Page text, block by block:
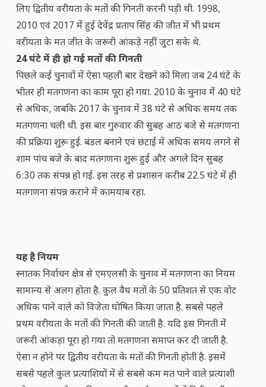
लिए द्वितीय वरीयता के मतों की गिनती करनी पड़ी थी. 1998,
2010 एवं 2017 में हुई देवेंद्र प्रताप सिंह की जीत में भी प्रथम
वरीयता के मत जीत के जरूरी आंकड़े नहीं जुटा सके थे.
24 घंटे में ही हो गई मतों की गिनती
पिछले कई चुनावों में ऐसा पहली बार देखने को मिला जब 24 घंटे के
भीतर ही मतगणना का काम पूरा हो गया. 2010 के चुनाव में 40 घंटे
से अधिक, जबकि 2017 के चुनाव में 38 घंटे से अधिक समय तक
मतगणना चली थी. इस बार गुरुवार की सुबह आठ बजे से मतगणना
की प्रक्रिया शुरू हुई. बंडल बनाने एवं छंटाई में अधिक समय लगने से
शाम पांच बजे के बाद मतगणना शुरू हुई और अगले दिन सुबह
6:30 तक संपन्न हो गई. इस तरह से प्रशासन करीब 22.5 घंटे में ही
मतगणना संपन्न कराने में कामयाब रहा.
यह है नियम
स्नातक निर्वाचन क्षेत्र से एमएलसी के चुनाव में मतगणना का नियम
सामान्य से अलग होता है. कुल वैध मतों के 50 प्रतिशत से एक वोट
अधिक पाने वाले को विजेता घोषित किया जाता है. सबसे पहले
प्रथम वरीयता के मतों की गिनती की जाती है. यदि इस गिनती में
जरूरी आंकड़ा पूरा हो गया तो मतगणना समाप्त कर दी जाती है.
ऐसा न होने पर द्वितीय वरीयता के मतों की गिनती होती है. इसमें
सबसे पहले कुल प्रत्याशियों में से सबसे कम मत पाने वाले प्रत्याशी